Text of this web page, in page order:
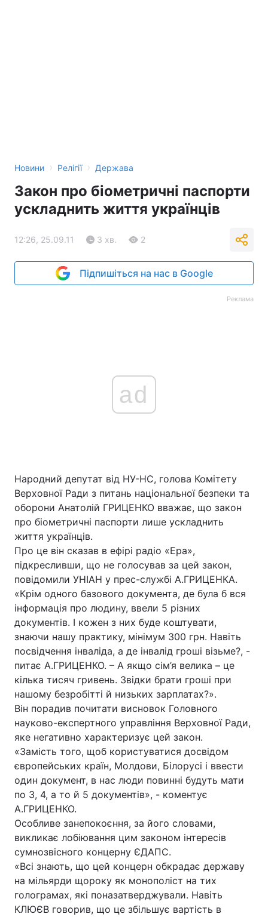
Новини › Релігії › Держава
Закон про біометричні паспорти
ускладнить життя українців
12:26, 25.09.11 3 хв. 2
Підпишіться на нас в Google
Реклама
ad
Народний депутат від НУ-НС, голова Комітету
Верховної Ради з питань національної безпеки та
оборони Анатолій ГРИЦЕНКО вважає, що закон
про біометричні паспорти лише ускладнить
життя українців.
Про це він сказав в ефірі радіо «Ера»,
підкресливши, що не голосував за цей закон,
повідомили УНІАН у прес-службі А.ГРИЦЕНКА.
«Крім одного базового документа, де була б вся
інформація про людину, ввели 5 різних
документів. І кожен з них буде коштувати,
знаючи нашу практику, мінімум 300 грн. Навіть
посвідчення інваліда, а де інвалід гроші візьме?, -
питає А.ГРИЦЕНКО. – А якщо сім’я велика – це
кілька тисяч гривень. Звідки брати гроші при
нашому безробітті й низьких зарплатах?».
Він порадив почитати висновок Головного
науково-експертного управління Верховної Ради,
яке негативно характеризує цей закон.
«Замість того, щоб користуватися досвідом
європейських країн, Молдови, Білорусі і ввести
один документ, в нас люди повинні будуть мати
по 3, 4, а то й 5 документів», - коментує
А.ГРИЦЕНКО.
Особливе занепокоєння, за його словами,
викликає лобіювання цим законом інтересів
сумнозвісного концерну ЄДАПС.
«Всі знають, що цей концерн обкрадає державу
на мільярди щороку як монополіст на тих
голограмах, які поназатверджували. Навіть
КЛЮЄВ говорив, що це збільшує вартість в